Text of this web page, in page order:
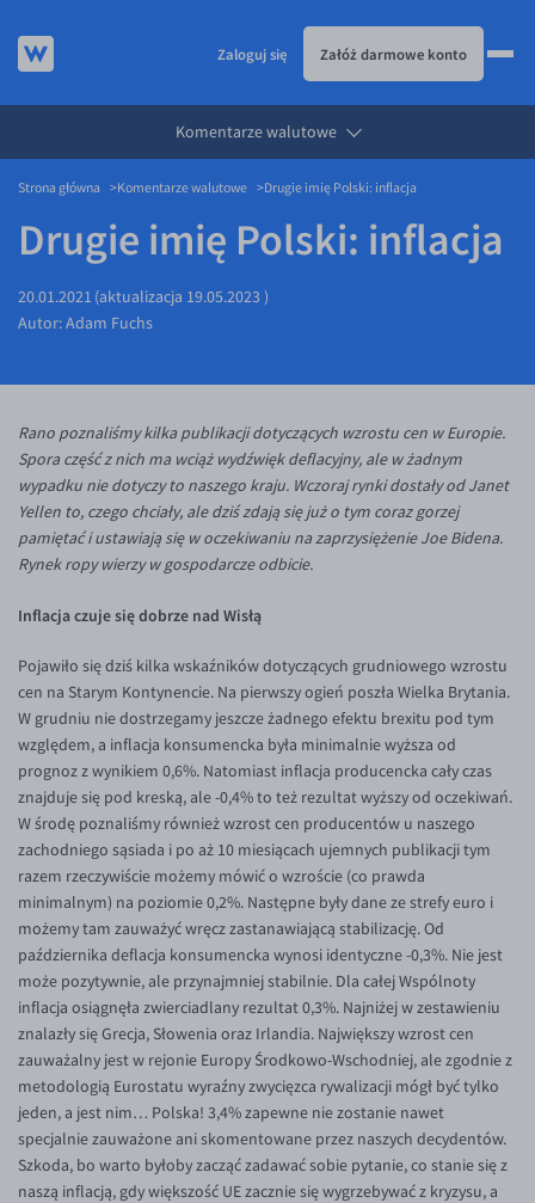
KURSY WALUT
Kursy walut
EUR/PLN
CHF/PLN
DKK/PLN
NOK/PLN
SEK/PLN
Inne pary walutowe
CAD/PLN
CNY/PLN
HKD/PLN
HUF/PLN
ILS/PLN
JPY/PLN
NZD/PLN
RON/PLN
SGD/PLN
TRY/PLN
ZAR/PLN
EUR/USD
EUR/GBP
EUR/CHF
KARTA WIELOWALUTOWA
Karta wielowalutowa
PRZELEWY ZAGRANICZNE
DLA FIRM
Partnerstwa
Walutomat Business
Program Afiliacyjny
Prowizje i rabaty
Metody płatności
Banki i przelewy
Aplikacja mobilna
Pomoc
FAQ
Konto i opłaty
Wymiana walut
Banki i przelewy
Przelewy zagraniczne
Słowniczek
Blog
Aktualności
Komentarze walutowe
Poradnik
Dla mediów
Zaloguj się Załóż darmowe konto
Komentarze walutowe
Strona główna Komentarze walutowe Drugie imię Polski: inflacja
Drugie imię Polski: inflacja
20.01.2021 (aktualizacja 19.05.2023 )
Autor:Adam Fuchs
Rano poznaliśmy kilka publikacji dotyczących wzrostu cen w Europie.
Spora część z nich ma wciąż wydźwięk deflacyjny, ale w żadnym
wypadku nie dotyczy to naszego kraju. Wczoraj rynki dostały od Janet
Yellen to, czego chciały, ale dziś zdają się już o tym coraz gorzej
pamiętać i ustawiają się w oczekiwaniu na zaprzysiężenie Joe Bidena.
Rynek ropy wierzy w gospodarcze odbicie.
Inflacja czuje się dobrze nad Wisłą
Pojawiło się dziś kilka wskaźników dotyczących grudniowego wzrostu
cen na Starym Kontynencie. Na pierwszy ogień poszła Wielka Brytania.
W grudniu nie dostrzegamy jeszcze żadnego efektu brexitu pod tym
względem, a inflacja konsumencka była minimalnie wyższa od
prognoz z wynikiem 0,6%. Natomiast inflacja producencka cały czas
znajduje się pod kreską, ale -0,4% to też rezultat wyższy od oczekiwań.
W środę poznaliśmy również wzrost cen producentów u naszego
zachodniego sąsiada i po aż 10 miesiącach ujemnych publikacji tym
razem rzeczywiście możemy mówić o wzroście (co prawda
minimalnym) na poziomie 0,2%. Następne były dane ze strefy euro i
możemy tam zauważyć wręcz zastanawiającą stabilizację. Od
października deflacja konsumencka wynosi identyczne -0,3%. Nie jest
może pozytywnie, ale przynajmniej stabilnie. Dla całej Wspólnoty
inflacja osiągnęła zwierciadlany rezultat 0,3%. Najniżej w zestawieniu
znalazły się Grecja, Słowenia oraz Irlandia. Największy wzrost cen
zauważalny jest w rejonie Europy Środkowo-Wschodniej, ale zgodnie z
metodologią Eurostatu wyraźny zwycięzca rywalizacji mógł być tylko
jeden, a jest nim… Polska! 3,4% zapewne nie zostanie nawet
specjalnie zauważone ani skomentowane przez naszych decydentów.
Szkoda, bo warto byłoby zacząć zadawać sobie pytanie, co stanie się z
naszą inflacją, gdy większość UE zacznie się wygrzebywać z kryzysu, a